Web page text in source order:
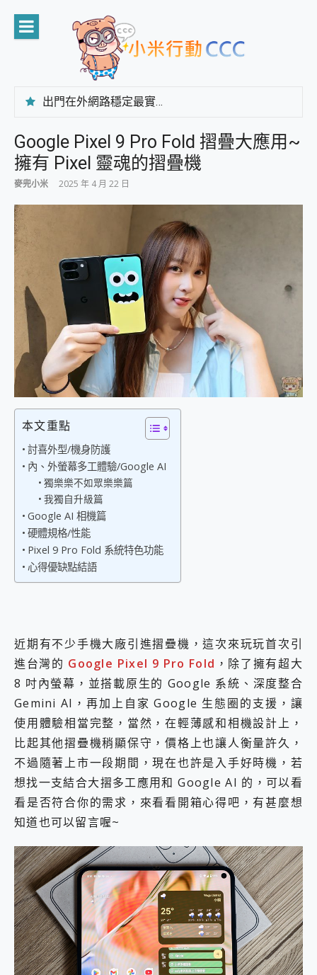
content
出門在外網路穩定最實在 「台灣大哥大」榮獲 4G/5G 在線率全球 NO.3 全台第一與全台六冠王實測心得，走到哪順到哪！
專為 PC上的 XBOX和掌機設計的 FireCuda X1070 SSD 固態硬碟開箱 評測
台灣製攝影機在這裡，100%全無線設計 SpotCam Solo Eco 太陽能防水雲端攝影機 SpotCam Solo 3 2.5K高畫質戶外攝影機 開箱 評測
AI 支付 一錶搞定大小事 Xiaomi Watch 5 開箱 評測
超驚艷 讓人一眼就愛上 LENOVO 聯想 Yoga Book 9 14吋 AI輕薄筆電 開箱 評測
美到讓人超想擁有 moto pad 60 系列 與 Moto | Swarovski razr 60 冰藍限定版本 開箱 評測
好用的 EaseUS Partition Master 讓您輕鬆的移除與格式化有防寫保護的隨身碟或SD卡
一鍵修復模糊影片、舊照的 AI 好幫手! VideoProc Converter AI 新版全解析 × 年末優惠，一篇全看懂
小朋友才做選擇 投影機 RGB藍牙音響 氛圍情境燈 我通通都要！ Starfish 2 幻彩膠囊投影機｜結合「 智慧投影 & 煥彩流動 」的沈浸式生活新體驗
開箱~變身「蜘蛛人」椅子軍師！MSI MPG 491CQP QD-OLED 超寬曲面電競螢幕，多工辦公、爽度滿滿的終極桌面體驗
iPhone 17 系列 有認證的防護來囉！ imos 首家導入 UL MCV 行銷宣告驗證的手機配件品牌
DJI Osmo Pocket 3 爽爽帶回家 歡慶 EaseUS 21 週年到來，「Slogan 海報徵稿活動」好康大放送
小巧好吸不擋鏡頭 有Qi2認證的 ONPRO MagReact MXs2 5000mAh薄型磁吸無線急速行動電源 開箱 評測
會走動的冷暖氣 SONY REON POCKET PRO 穿戴式智慧冷暖調溫裝置 開箱 評測
寶可夢飛人外掛iToolab AnyGo全新升級，GO Fest 五折優惠嗨翻天！支援 iOS/Android！
百倍變焦實測~ vivo X200 Pro 與 S25 Ultra 誰能滿足全場景拍攝需求？
超好用的 PLAUD NotePin AI 智慧錄音膠囊~ 您的AI 秘書已上線 每月免費送你 300分鐘轉寫
COMPUTEX 2025 來囉！AGI亞奇雷 AI・Gaming・創作儲存方案登場，趕快來AGI亞奇雷挑戰任務抽 PS5！
iPhone、Apple Watch、AirPods耳機 三個設備充電一起搞定 ONPRO MagReact™ M3 3 in 1可攜摺疊無線充電器 開箱 評測
好玩好拍 vivo V50 ~ 口袋裡的 Zeiss 潮流攝影棚!
2億 APO蔡司長焦神機降臨~ vivo X200 Pro、vivo X200 就是這麼好拍
EaseUS Vocal Remover 免費線上去聲器一鍵去除人聲 人聲 音樂分離 2024 消除人聲推薦
3 個超值 MHN 飛人工具分享~~ iToolab AnyGo 魔物獵人 Now飛人 ios教學 不出門也可以到處走
Locawhere AnyTo 寶可夢飛人 AnyTo 不出門也可以飛遍全世界
小體積 40000mAh 超大容量 一次充5個設備 充好充滿 CUKTECH 酷態科 300W 微型充電站 開箱 評測
97.3% 恢復率，資料救援就是這麼簡單 EaseUS Data Recovery Wizard Free 18.0.0 業界最好的資料救援軟體
磁碟系統大風吹 有了 磁碟管理程式 EaseUS Partition Master 就是這麼簡單
全新 SONY Xperia 1 VI 開箱! 相機實測! 長焦覆蓋更遠更清晰、2日長續航、頂尖影音娛樂效能~
Xiaomi 14 Ultra 開箱 評測~ 有深度的 Leica 影像旗艦手機! 加碼小旗艦 Xiaomi 14 開箱 評測
vivo TWS 3e 真無線藍牙耳機智慧降噪升級、音質明亮溫潤，並支援雙設備連接~
MSI Claw 掌機專屬配件包 來囉 完美保護 MSI Claw A1M-026TW 電競掌機
一吸完美對位 擁有超強吸力與超好用的隱磁支架 O-ONE MAG 最會吸的行動電源 開箱 評測
OPPO 哈蘇 300mm 專業增距鏡實測：Find X9 Ultra 光學長焦隨手拍，紀錄生活就是這麼簡單
Motorola edge 70 pro 及 moto g37 power上市，登錄在送飛利浦氣炸鍋
近八千元的 Soundcore Liberty 5 Pro Max，有螢幕的耳機會是智商稅嗎?
ASUS Pad 全面應援 Me Time，加碼愛奇藝黃金雙周卡體驗，專案價最低 NT$0 起
Google Pixel 9 Pro Fold 摺疊大應用~
擁有 Pixel 靈魂的摺疊機
麥兜小米 2025 年 4 月 22 日
本文重點
討喜外型/機身防護
內、外螢幕多工體驗/Google AI
獨樂樂不如眾樂樂篇
我獨自升級篇
Google AI 相機篇
硬體規格/性能
Pixel 9 Pro Fold 系統特色功能
心得優缺點結語
近期有不少手機大廠引進摺疊機，這次來玩玩首次引
進台灣的 Google Pixel 9 Pro Fold ，除了擁有超大
8 吋內螢幕，並搭載原生的 Google 系統、深度整合
Gemini AI，再加上自家 Google 生態圈的支援，讓
使用體驗相當完整，當然，在輕薄感和相機設計上，
比起其他摺疊機稍顯保守，價格上也讓人衡量許久，
不過隨著上市一段期間，現在也許是入手好時機，若
想找一支結合大摺多工應用和 Google AI 的，可以看
看是否符合你的需求，來看看開箱心得吧，有甚麼想
知道也可以留言喔~